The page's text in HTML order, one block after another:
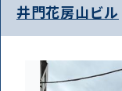
井門花房山ビル